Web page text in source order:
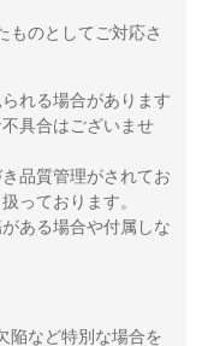
ものとしてご対応さ
れる場合があります
具合はございませ
品質管理がされてお
っております。
ある場合や付属しな
陥など特別な場合を